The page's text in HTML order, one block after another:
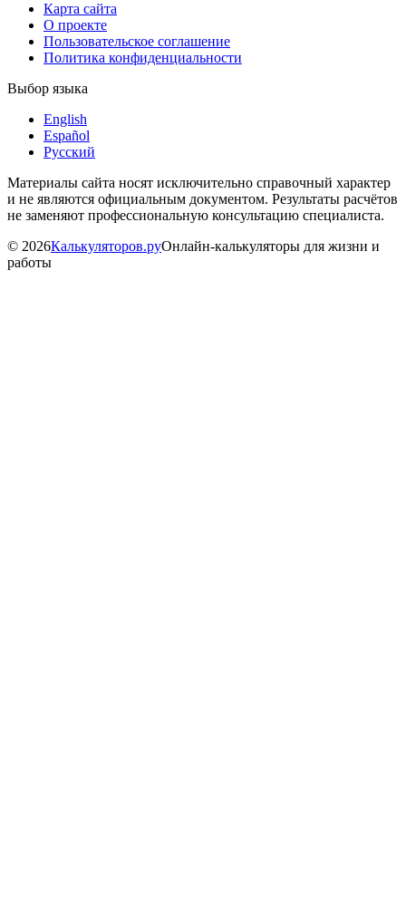
Карта сайта
О проекте
Пользовательское соглашение
Политика конфиденциальности
Выбор языка
English
Español
Русский
Материалы сайта носят исключительно справочный характер
и не являются официальным документом. Результаты расчётов
не заменяют профессиональную консультацию специалиста.
© 2026Калькуляторов.руОнлайн-калькуляторы для жизни и
работы